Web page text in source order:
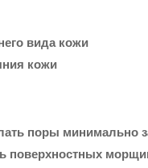
вида кожи
кожи
поры минимально
поверхностных